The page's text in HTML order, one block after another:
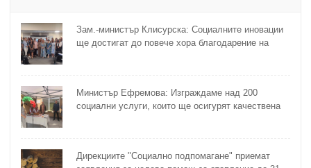
Зам.-министър Клисурска: Социалните иновации
ще достигат до повече хора благодарение на
Министър Ефремова: Изграждаме над 200
социални услуги, които ще осигурят качествена
Дирекциите "Социално подпомагане" приемат